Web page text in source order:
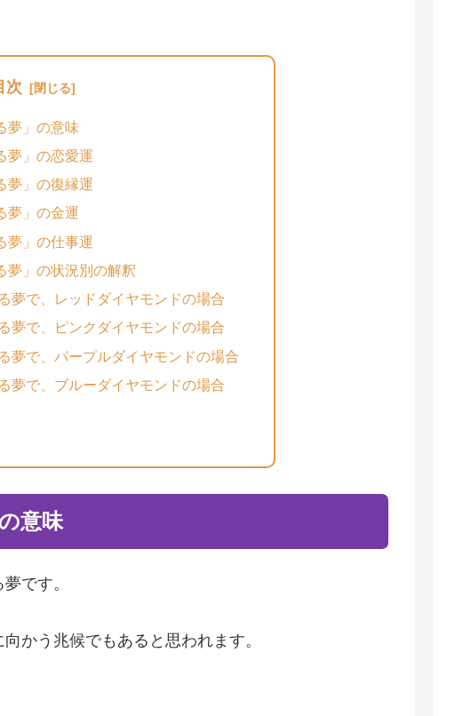
次
夢」の意味
夢」の恋愛運
夢」の復縁運
夢」の金運
夢」の仕事運
夢」の状況別の解釈
夢で、レッドダイヤモンドの場合
夢で、ピンクダイヤモンドの場合
夢で、パープルダイヤモンドの場合
夢で、ブルーダイヤモンドの場合
意味
です。
かう兆候でもあると思われます。